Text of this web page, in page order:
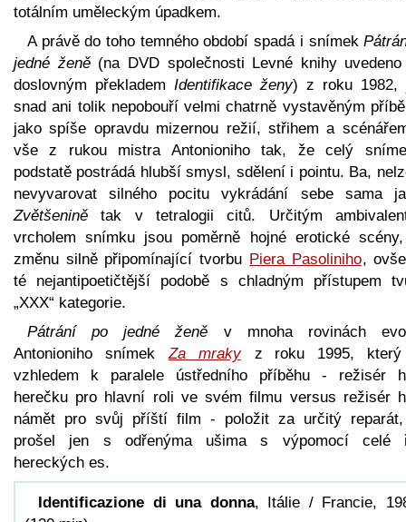
totálním uměleckým úpadkem.
A právě do toho temného období spadá i snímek
jedné ženě(na DVD společnosti Levné knihy uvedeno
doslovným překladem Identifikace ženy) z roku 1982,
snad ani tolik nepobouří velmi chatrně vystavěným
jako spíše opravdu mizernou režií, střihem a
vše z rukou mistra Antonioniho tak, že celý
podstatě postrádá hlubší smysl, sdělení i pointu. Ba,
nevyvarovat silného pocitu vykrádání sebe sama
Zvětšenině tak v tetralogii citů. Určitým
vrcholem snímku jsou poměrně hojné erotické
změnu silně připomínající tvorbu Piera Pasoliniho,
té nejantipoetičtější podobě s chladným přístupem
„XXX“ kategorie.
Pátrání po jedné ženě v mnoha rovinách
Antonioniho snímek Za mrakyz roku 1995, který
vzhledem k paralele ústředního příběhu - režisér
herečku pro hlavní roli ve svém filmu versus režisér
námět pro svůj příští film - položit za určitý
prošel jen s odřenýma ušima s výpomocí celé
hereckých es.
Identificazione di una donna, Itálie / Francie,